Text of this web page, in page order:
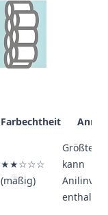
Farbechtheit
★★☆☆☆
(mäßig)
Größte
kann
enthalten